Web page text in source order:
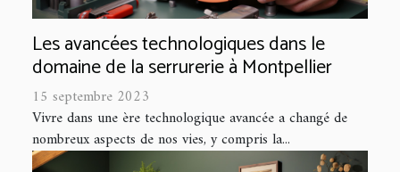
Les avancées technologiques dans le
domaine de la serrurerie à Montpellier
15 septembre 2023
Vivre dans une ère technologique avancée a changé de
nombreux aspects de nos vies, y compris la...